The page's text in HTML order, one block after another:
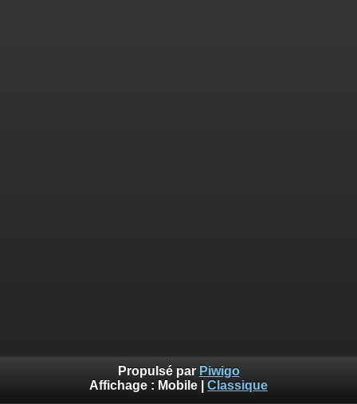
Propulsé par Piwigo
Affichage : Mobile Classique